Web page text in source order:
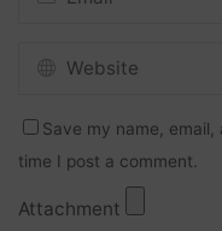
Save my name,
time I post a comment.
Attachment